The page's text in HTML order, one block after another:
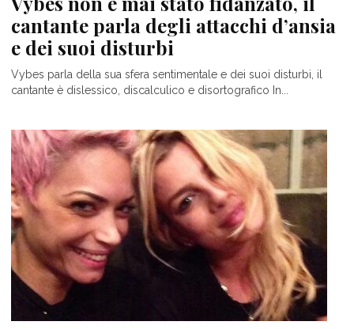
cantante parla degli attacchi d’ansia
e dei suoi disturbi
Vybes parla della sua sfera sentimentale e dei suoi disturbi, il
cantante è dislessico, discalculico e disortografico In...